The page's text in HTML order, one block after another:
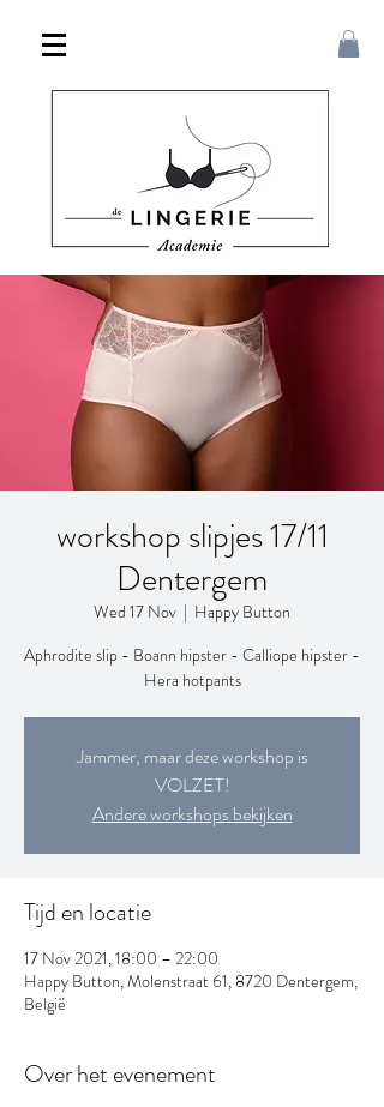
workshop slipjes 17/11
Dentergem
Wed 17 Nov
  |
Happy Button
Aphrodite slip - Boann hipster - Calliope hipster -
Hera hotpants
Jammer, maar deze workshop is
VOLZET!
Andere workshops bekijken
Tijd en locatie
17 Nov 2021, 18:00 – 22:00
Happy Button, Molenstraat 61, 8720 Dentergem,
België
Over het evenement